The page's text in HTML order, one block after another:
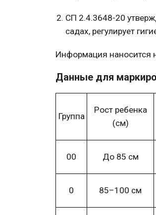
СП 2.4.3648-20
садах, регулирует
Информация наносится
Данные для
Группа
Рост ребенка
(см)
00 До 85 см
0 85–100 см